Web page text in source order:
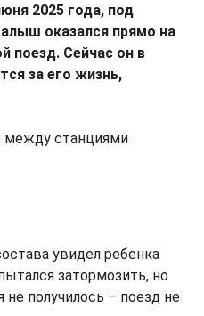
2025 года, под
оказался прямо на
поезд. Сейчас он в
за его жизнь,
между станциями
увидел ребенка
затормозить, но
получилось – поезд не